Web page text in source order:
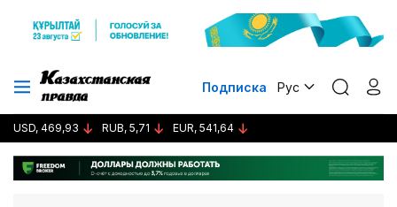
Подписка Рус
USD, 469,93 RUB, 5,71 EUR, 541,64